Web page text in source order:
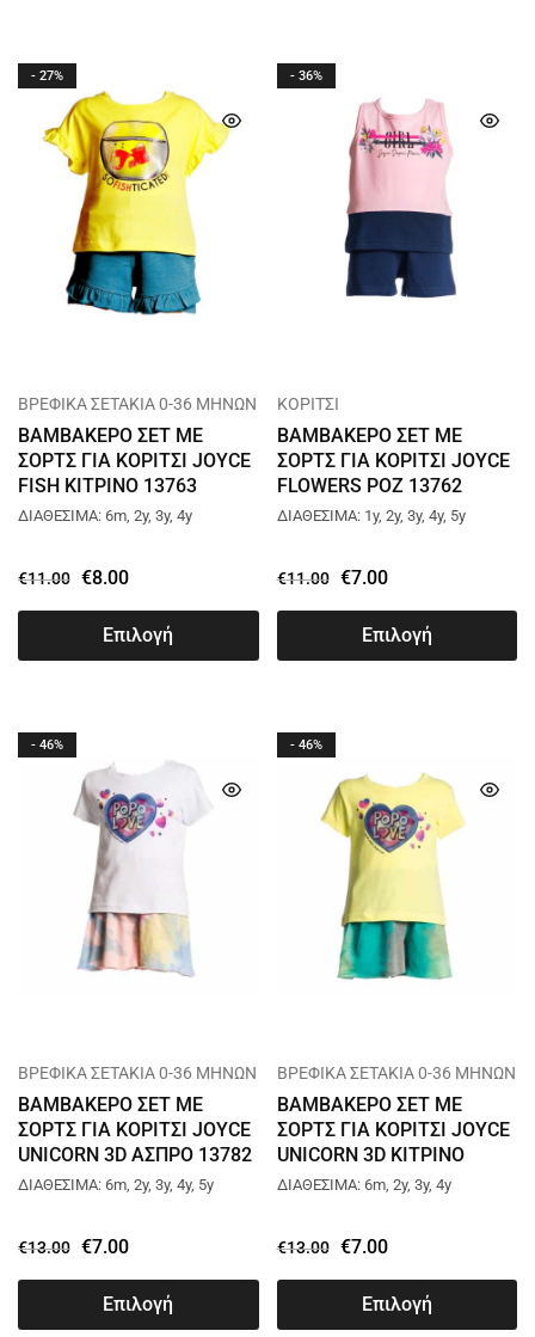
- 27%
ΒΡΕΦΙΚΑ ΣΕΤΑΚΙΑ 0-36 ΜΗΝΩΝ
ΒΑΜΒΑΚΕΡΟ ΣΕΤ ΜΕ
ΣΟΡΤΣ ΓΙΑ ΚΟΡΙΤΣΙ JOYCE
FISH ΚΙΤΡΙΝΟ 13763
ΔΙΑΘΕΣΙΜΑ: 6m, 2y, 3y, 4y
€11.00 €8.00
Επιλογή
- 36%
ΚΟΡΙΤΣΙ
ΒΑΜΒΑΚΕΡΟ ΣΕΤ ΜΕ
ΣΟΡΤΣ ΓΙΑ ΚΟΡΙΤΣΙ JOYCE
FLOWERS ΡΟΖ 13762
ΔΙΑΘΕΣΙΜΑ: 1y, 2y, 3y, 4y, 5y
€11.00 €7.00
Επιλογή
- 46%
ΒΡΕΦΙΚΑ ΣΕΤΑΚΙΑ 0-36 ΜΗΝΩΝ
ΒΑΜΒΑΚΕΡΟ ΣΕΤ ΜΕ
ΣΟΡΤΣ ΓΙΑ ΚΟΡΙΤΣΙ JOYCE
UNICORN 3D ΑΣΠΡΟ 13782
ΔΙΑΘΕΣΙΜΑ: 6m, 2y, 3y, 4y, 5y
€13.00 €7.00
Επιλογή
- 46%
ΒΡΕΦΙΚΑ ΣΕΤΑΚΙΑ 0-36 ΜΗΝΩΝ
ΒΑΜΒΑΚΕΡΟ ΣΕΤ ΜΕ
ΣΟΡΤΣ ΓΙΑ ΚΟΡΙΤΣΙ JOYCE
UNICORN 3D ΚΙΤΡΙΝΟ
13782
ΔΙΑΘΕΣΙΜΑ: 6m, 2y, 3y, 4y
€13.00 €7.00
Επιλογή